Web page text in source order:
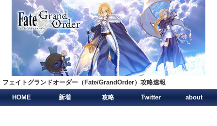
フェイトグランドオーダー（Fate/GrandOrder）攻略速報
HOME 新着 攻略 Twitter about